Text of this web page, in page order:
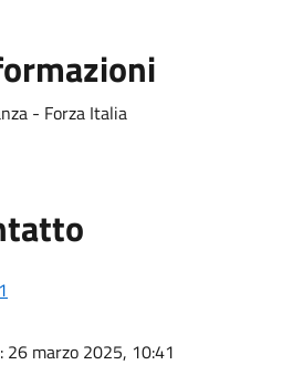
- Forza Italia
: 26 marzo 2025, 10:41